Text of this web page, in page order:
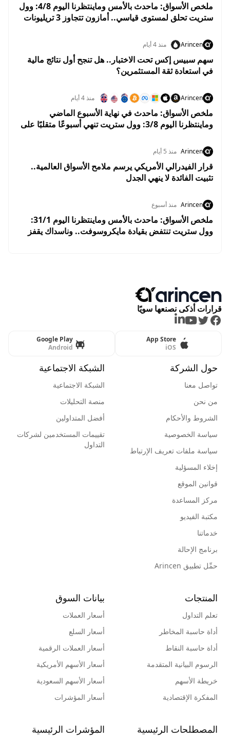
ملخص الأسواق: ماحدث بالأمس وماينتظرنا اليوم 4/8: وول
ستريت تحلق لمستوى قياسي.. أمازون تتجاوز 3 تريليونات
Arincen منذ 4 أيام
سهم سبيس إكس تحت الاختبار.. هل تنجح أول نتائج مالية
في استعادة ثقة المستثمرين؟
Arincen منذ 4 أيام
ملخص الأسواق: ماحدث في نهاية الأسبوع الماضي
وماينتظرنا اليوم 3/8: وول ستريت تنهي أسبوعًا متقلبًا على
Arincen منذ 5 أيام
قرار الفيدرالي الأمريكي يرسم ملامح الأسواق العالمية..
تثبيت الفائدة لا ينهي الجدل
Arincen منذ أسبوع
ملخص الأسواق: ماحدث بالأمس وماينتظرنا اليوم 31/1:
وول ستريت تنتفض بقيادة مايكروسوفت.. وناسداك يقفز
قرارات أذكى نصنعها سويًا
Facebook
Twitter
Youtube
LinkedIn
App Store
iOS
Google Play
Android
حول الشركة
تواصل معنا
من نحن
الشروط والأحكام
سياسة الخصوصية
سياسة ملفات تعريف الإرتباط
إخلاء المسؤلية
قوانين الموقع
مركز المساعدة
مكتبة الفيديو
خدماتنا
برنامج الإحالة
حمِّل تطبيق Arincen
الشبكة الاجتماعية
الشبكة الاجتماعية
منصة التحليلات
أفضل المتداولين
تقييمات المستخدمين لشركات
التداول
المنتجات
تعلم التداول
أداة حاسبة المخاطر
أداة حاسبة النقاط
الرسوم البيانية المتقدمة
خريطة الأسهم
المفكرة الإقتصادية
بيانات السوق
أسعار العملات
أسعار السلع
أسعار العملات الرقمية
أسعار الأسهم الأمريكية
أسعار الأسهم السعودية
أسعار المؤشرات
المصطلحات الرئيسية المؤشرات الرئيسية